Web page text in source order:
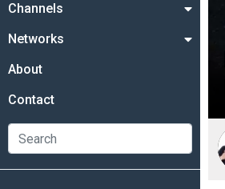
Channels
Networks
About
Contact